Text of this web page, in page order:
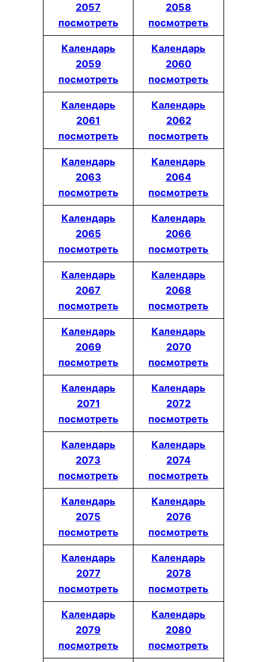
2057
посмотреть
2058
посмотреть
Календарь
2059
посмотреть
Календарь
2060
посмотреть
Календарь
2061
посмотреть
Календарь
2062
посмотреть
Календарь
2063
посмотреть
Календарь
2064
посмотреть
Календарь
2065
посмотреть
Календарь
2066
посмотреть
Календарь
2067
посмотреть
Календарь
2068
посмотреть
Календарь
2069
посмотреть
Календарь
2070
посмотреть
Календарь
2071
посмотреть
Календарь
2072
посмотреть
Календарь
2073
посмотреть
Календарь
2074
посмотреть
Календарь
2075
посмотреть
Календарь
2076
посмотреть
Календарь
2077
посмотреть
Календарь
2078
посмотреть
Календарь
2079
посмотреть
Календарь
2080
посмотреть